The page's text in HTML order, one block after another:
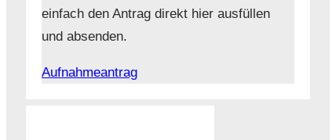
einfach den Antrag direkt hier ausfüllen
und absenden.
Aufnahmeantrag